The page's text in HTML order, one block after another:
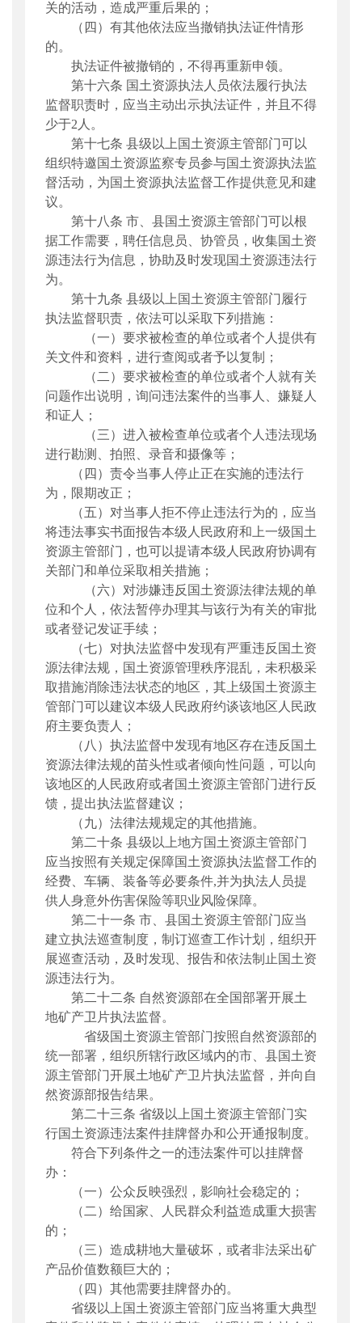
关的活动，造成严重后果的；
（四） 有其他依法应当撤销执法证件情形
的。
执法证件被撤销的，不得再重新申领。
第十六条 国土资源执法人员依法履行执法
监督职责时，应当主动出示执法证件，并且不得
少于2人。
第十七条 县级以上国土资源主管部门可以
组织特邀国土资源监察专员参与国土资源执法监
督活动，为国土资源执法监督工作提供意见和建
议。
第十八条 市、县国土资源主管部门可以根
据工作需要，聘任信息员、协管员，收集国土资
源违法行为信息，协助及时发现国土资源违法行
为。
第十九条 县级以上国土资源主管部门履行
执法监督职责，依法可以采取下列措施：
（一）要求被检查的单位或者个人提供有
关文件和资料，进行查阅或者予以复制；
（二）要求被检查的单位或者个人就有关
问题作出说明，询问违法案件的当事人、嫌疑人
和证人；
（三）进入被检查单位或者个人违法现场
进行勘测、拍照、录音和摄像等；
（四）责令当事人停止正在实施的违法行
为，限期改正；
（五）对当事人拒不停止违法行为的，应当
将违法事实书面报告本级人民政府和上一级国土
资源主管部门，也可以提请本级人民政府协调有
关部门和单位采取相关措施；
（六）对涉嫌违反国土资源法律法规的单
位和个人，依法暂停办理其与该行为有关的审批
或者登记发证手续；
（七）对执法监督中发现有严重违反国土资
源法律法规，国土资源管理秩序混乱，未积极采
取措施消除违法状态的地区，其上级国土资源主
管部门可以建议本级人民政府约谈该地区人民政
府主要负责人；
（八）执法监督中发现有地区存在违反国土
资源法律法规的苗头性或者倾向性问题，可以向
该地区的人民政府或者国土资源主管部门进行反
馈，提出执法监督建议；
（九）法律法规规定的其他措施。
第二十条 县级以上地方国土资源主管部门
应当按照有关规定保障国土资源执法监督工作的
经费、车辆、装备等必要条件,并为执法人员提
供人身意外伤害保险等职业风险保障。
第二十一条 市、县国土资源主管部门应当
建立执法巡查制度，制订巡查工作计划，组织开
展巡查活动，及时发现、报告和依法制止国土资
源违法行为。
第二十二条 自然资源部在全国部署开展土
地矿产卫片执法监督。
省级国土资源主管部门按照自然资源部的
统一部署，组织所辖行政区域内的市、县国土资
源主管部门开展土地矿产卫片执法监督，并向自
然资源部报告结果。
第二十三条 省级以上国土资源主管部门实
行国土资源违法案件挂牌督办和公开通报制度。
符合下列条件之一的违法案件可以挂牌督
办：
（一）公众反映强烈，影响社会稳定的；
（二）给国家、人民群众利益造成重大损害
的；
（三）造成耕地大量破坏，或者非法采出矿
产品价值数额巨大的；
（四）其他需要挂牌督办的。
省级以上国土资源主管部门应当将重大典型